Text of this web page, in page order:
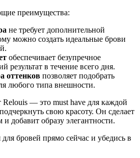
преимущества:
не требует дополнительной
можно создать идеальные брови
обеспечивает безупречное
результат в течение всего дня.
оттенков позволяет подобрать
любого типа внешности.
— это must have для каждой
свою красоту. Он сделает
добавит образу элегантности.
бровей прямо сейчас и убедись в